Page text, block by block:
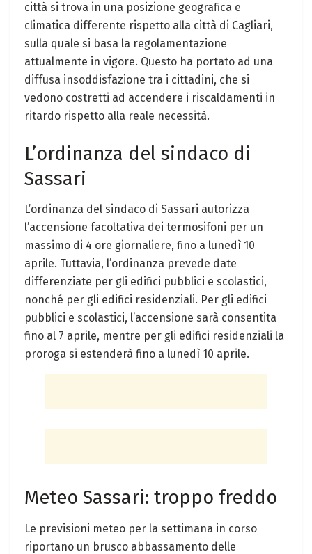
città si trova in una posizione geografica e
climatica differente rispetto alla città di Cagliari,
sulla quale si basa la regolamentazione
attualmente in vigore. Questo ha portato ad una
diffusa insoddisfazione tra i cittadini, che si
vedono costretti ad accendere i riscaldamenti in
ritardo rispetto alla reale necessità.
L’ordinanza del sindaco di
Sassari
L’ordinanza del sindaco di Sassari autorizza
l’accensione facoltativa dei termosifoni per un
massimo di 4 ore giornaliere, fino a lunedì 10
aprile. Tuttavia, l’ordinanza prevede date
differenziate per gli edifici pubblici e scolastici,
nonché per gli edifici residenziali. Per gli edifici
pubblici e scolastici, l’accensione sarà consentita
fino al 7 aprile, mentre per gli edifici residenziali la
proroga si estenderà fino a lunedì 10 aprile.
Meteo Sassari: troppo freddo
Le previsioni meteo per la settimana in corso
riportano un brusco abbassamento delle